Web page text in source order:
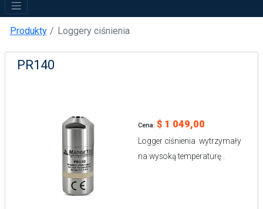
Produkty Loggery ciśnienia
PR140
Cena:$ 1 049,00
Logger ciśnienia wytrzymały
na wysoką temperaturę .